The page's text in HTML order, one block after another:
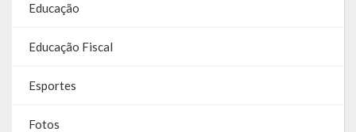
RGF
RPPS
RREO
PPA
Educação
Educação Fiscal
Esportes
Fotos